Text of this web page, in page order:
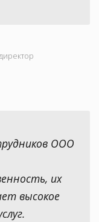
ООО
их
высокое